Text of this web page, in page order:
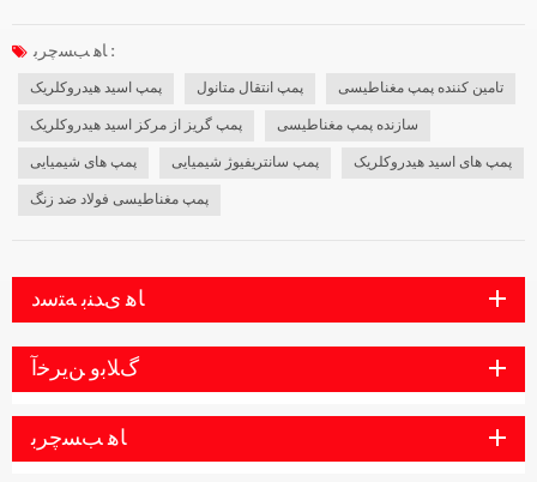
ﺎﻫ ﺐﺴﭼﺮﺑ :
پمپ اسید هیدروکلریک پمپ انتقال متانول تامین کننده پمپ مغناطیسی
پمپ گریز از مرکز اسید هیدروکلریک سازنده پمپ مغناطیسی
پمپ های شیمیایی پمپ سانتریفیوژ شیمیایی پمپ های اسید هیدروکلریک
پمپ مغناطیسی فولاد ضد زنگ
ﺎﻫ ﯼﺪﻨﺑ ﻪﺘﺳﺩ
ﮒﻼ ﺑﻭ ﻦﯾﺮﺧﺁ
ﺎﻫ ﺐﺴﭼﺮﺑ